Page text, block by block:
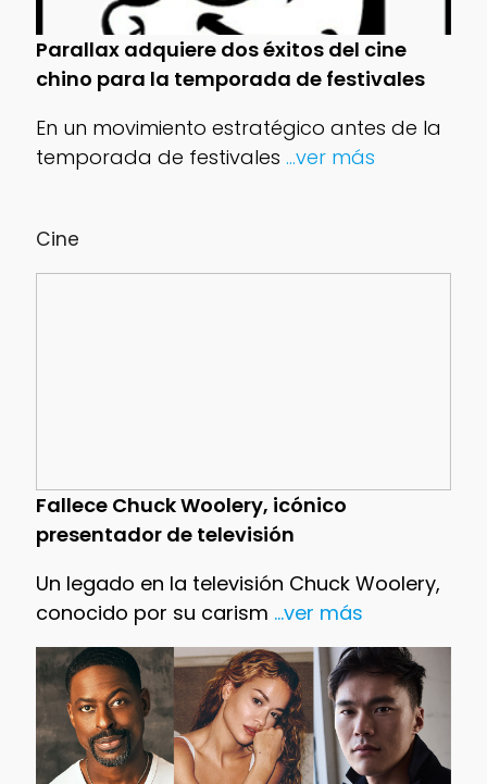
Cine
Fallece Chuck Woolery, icónico
presentador de televisión
Un legado en la televisión Chuck Woolery,
conocido por su carism ...ver más
Parallax adquiere dos éxitos del cine
chino para la temporada de festivales
En un movimiento estratégico antes de la
temporada de festivales ...ver más